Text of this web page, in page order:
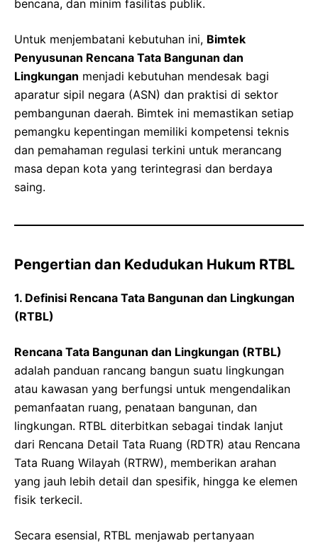
bencana, dan minim fasilitas publik.
Untuk menjembatani kebutuhan ini, Bimtek
Penyusunan Rencana Tata Bangunan dan
Lingkungan menjadi kebutuhan mendesak bagi
aparatur sipil negara (ASN) dan praktisi di sektor
pembangunan daerah. Bimtek ini memastikan setiap
pemangku kepentingan memiliki kompetensi teknis
dan pemahaman regulasi terkini untuk merancang
masa depan kota yang terintegrasi dan berdaya
saing.
Pengertian dan Kedudukan Hukum RTBL
1. Definisi Rencana Tata Bangunan dan Lingkungan
(RTBL)
Rencana Tata Bangunan dan Lingkungan (RTBL)
adalah panduan rancang bangun suatu lingkungan
atau kawasan yang berfungsi untuk mengendalikan
pemanfaatan ruang, penataan bangunan, dan
lingkungan. RTBL diterbitkan sebagai tindak lanjut
dari Rencana Detail Tata Ruang (RDTR) atau Rencana
Tata Ruang Wilayah (RTRW), memberikan arahan
yang jauh lebih detail dan spesifik, hingga ke elemen
fisik terkecil.
Secara esensial, RTBL menjawab pertanyaan